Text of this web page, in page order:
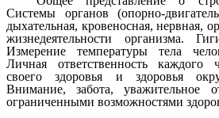
Системы органов (опорно-
дыхательная, кровеносная, нервная,
жизнедеятельности организма.
Измерение температуры тела
Личная ответственность каждого
своего здоровья и здоровья
Внимание, забота,
ограниченными возможностями